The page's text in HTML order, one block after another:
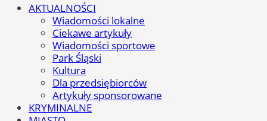
AKTUALNOŚCI
Wiadomości lokalne
Ciekawe artykuły
Wiadomości sportowe
Park Śląski
Kultura
Dla przedsiębiorców
Artykuły sponsorowane
KRYMINALNE